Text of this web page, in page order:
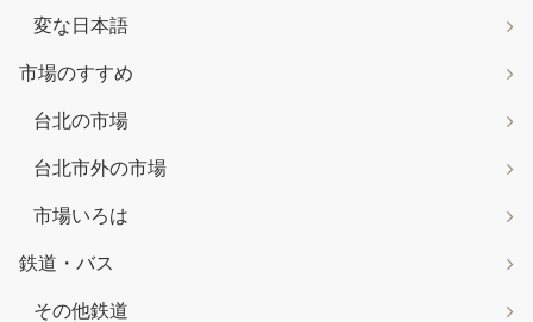
変な日本語
市場のすすめ
台北の市場
台北市外の市場
市場いろは
鉄道・バス
その他鉄道